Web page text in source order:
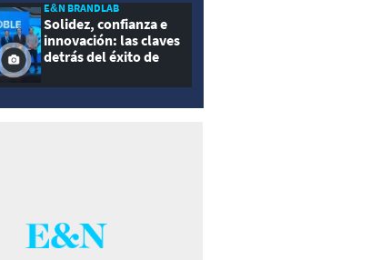
E&N BRANDLAB
Solidez, confianza e
innovación: las claves
detrás del éxito de